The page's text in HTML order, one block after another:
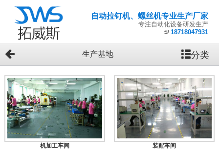
自动拉钉机、螺丝机专业生产厂家
专注自动化设备研发生产
18718047931
分类
生产基地
机加工车间 装配车间